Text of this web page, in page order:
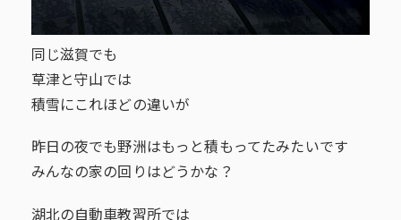
同じ滋賀でも
草津と守山では
積雪にこれほどの違いが
昨日の夜でも野洲はもっと積もってたみたいです
みんなの家の回りはどうかな？
湖北の自動車教習所では